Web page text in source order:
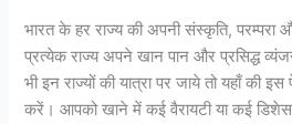
भारत के हर राज्य की अपनी संस्कृति, परम्परा
प्रत्येक राज्य अपने खान पान और प्रसिद्ध
भी इन राज्यों की यात्रा पर जाये तो यहाँ
करें। आपको खाने में कई वैरायटी या कई